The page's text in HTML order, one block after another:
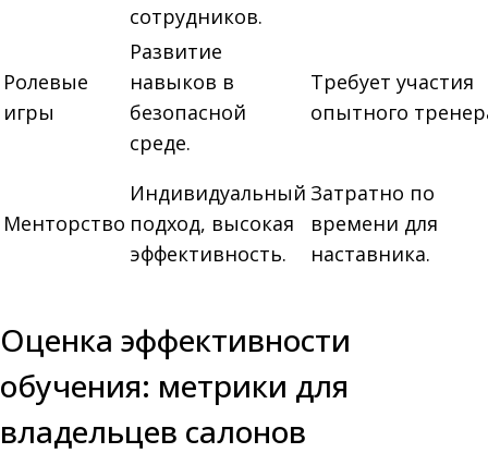
сотрудников.
Ролевые
игры
Развитие
навыков в
безопасной
среде.
Требует участия
опытного
Менторство
Индивидуальный
подход, высокая
эффективность.
Затратно по
времени для
наставника.
Оценка эффективности
обучения: метрики для
владельцев салонов